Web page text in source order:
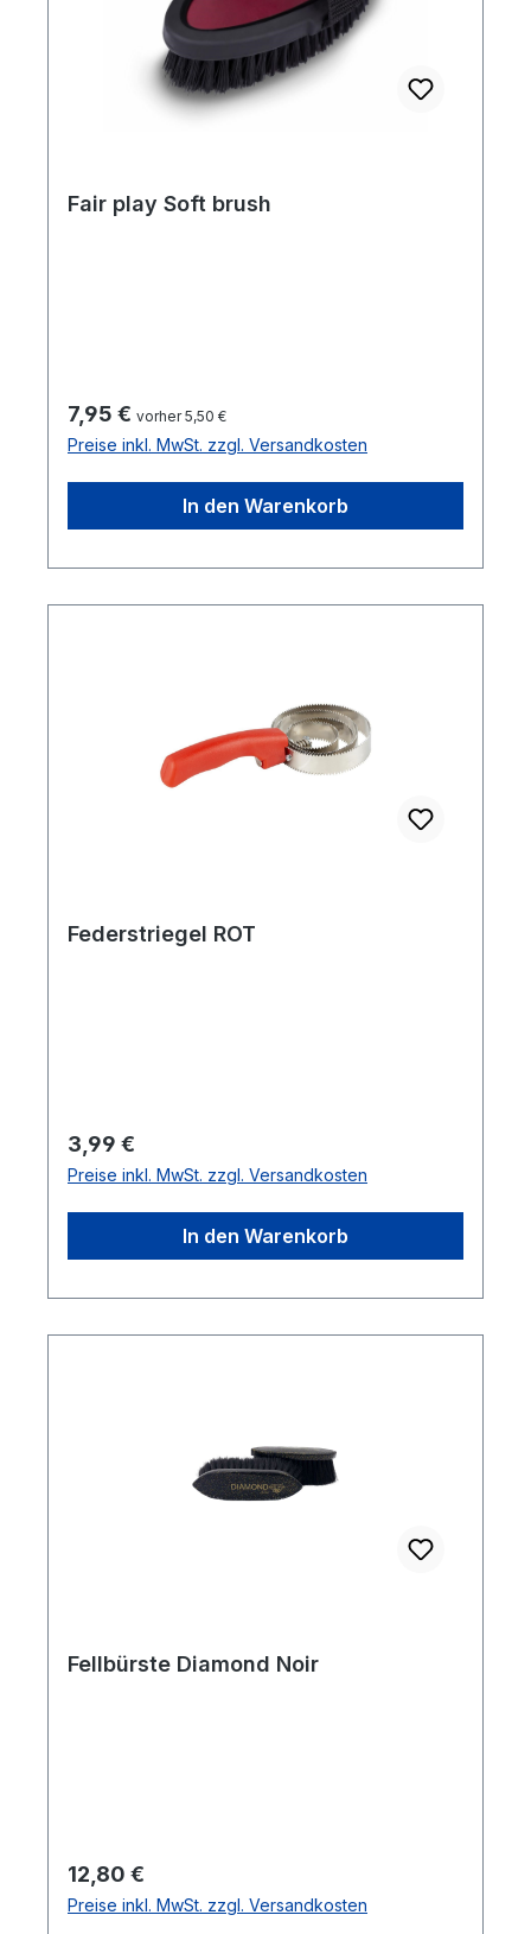
Fair play Soft brush
Regulärer Preis:
7,95 € vorher 5,50 €
Preise inkl. MwSt. zzgl. Versandkosten
In den Warenkorb
Federstriegel ROT
Regulärer Preis:
3,99 €
Preise inkl. MwSt. zzgl. Versandkosten
In den Warenkorb
Fellbürste Diamond Noir
Regulärer Preis:
12,80 €
Preise inkl. MwSt. zzgl. Versandkosten